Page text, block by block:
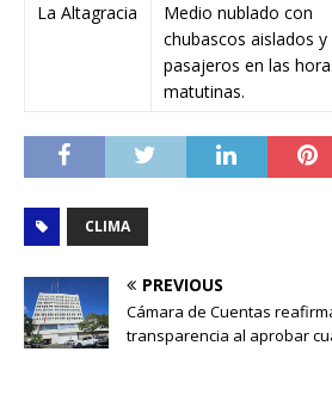
La Altagracia
Medio nublado con
chubascos aislados y
pasajeros en las
matutinas.
CLIMA
PREVIOUS
Cámara de Cuentas
transparencia al aprobar